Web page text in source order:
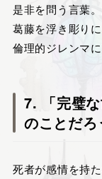
是非を問う言葉
葛藤を浮き彫りに
倫理的ジレンマ
7. 「完璧
のことだろ
死者が感情を持